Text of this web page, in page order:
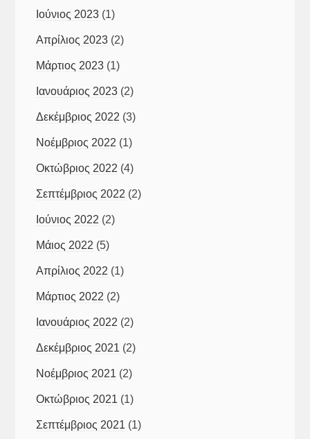
Ιούνιος 2023 (1)
Απρίλιος 2023 (2)
Μάρτιος 2023 (1)
Ιανουάριος 2023 (2)
Δεκέμβριος 2022 (3)
Νοέμβριος 2022 (1)
Οκτώβριος 2022 (4)
Σεπτέμβριος 2022 (2)
Ιούνιος 2022 (2)
Μάιος 2022 (5)
Απρίλιος 2022 (1)
Μάρτιος 2022 (2)
Ιανουάριος 2022 (2)
Δεκέμβριος 2021 (2)
Νοέμβριος 2021 (2)
Οκτώβριος 2021 (1)
Σεπτέμβριος 2021 (1)